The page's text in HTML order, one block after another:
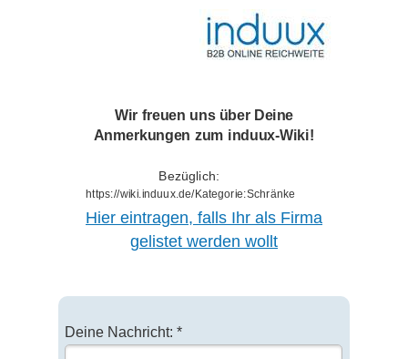
Bezüglich:
https://wiki.induux.de/Kategorie:Schränke
Deine Nachricht: *
Wir freuen uns über Deine
Anmerkungen zum induux-Wiki!
Hier eintragen, falls Ihr als Firma
gelistet werden wollt